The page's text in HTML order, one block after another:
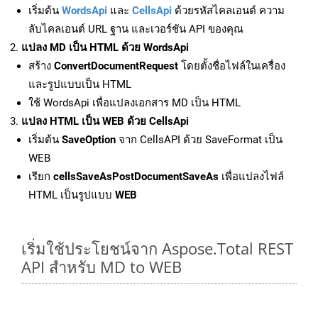
เริ่มต้น WordsApi และ CellsApi ด้วยรหัสไคลเอนต์ ความ
ลับไคลเอนต์ URL ฐาน และเวอร์ชัน API ของคุณ
แปลง MD เป็น HTML ด้วย WordsApi
สร้าง ConvertDocumentRequest โดยตั้งชื่อไฟล์ในเครื่อง
และรูปแบบเป็น HTML
ใช้ WordsApi เพื่อแปลงเอกสาร MD เป็น HTML
แปลง HTML เป็น WEB ด้วย CellsApi
เริ่มต้น SaveOption จาก CellsAPI ด้วย SaveFormat เป็น
WEB
เรียก cellsSaveAsPostDocumentSaveAs เพื่อแปลงไฟล์
HTML เป็นรูปแบบ WEB
เริ่มใช้ประโยชน์จาก Aspose.Total REST
API สำหรับ MD to WEB